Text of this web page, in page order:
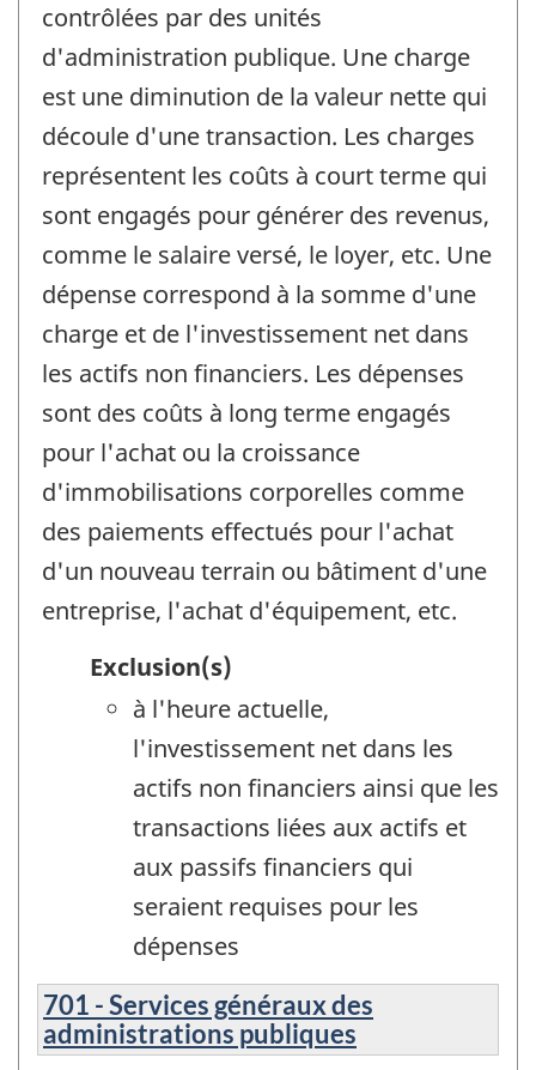
contrôlées par des unités
d'administration publique. Une charge
est une diminution de la valeur nette qui
découle d'une transaction. Les charges
représentent les coûts à court terme qui
sont engagés pour générer des revenus,
comme le salaire versé, le loyer, etc. Une
dépense correspond à la somme d'une
charge et de l'investissement net dans
les actifs non financiers. Les dépenses
sont des coûts à long terme engagés
pour l'achat ou la croissance
d'immobilisations corporelles comme
des paiements effectués pour l'achat
d'un nouveau terrain ou bâtiment d'une
entreprise, l'achat d'équipement, etc.
Exclusion(s)
à l'heure actuelle,
l'investissement net dans les
actifs non financiers ainsi que les
transactions liées aux actifs et
aux passifs financiers qui
seraient requises pour les
dépenses
701 - Services généraux des
administrations publiques